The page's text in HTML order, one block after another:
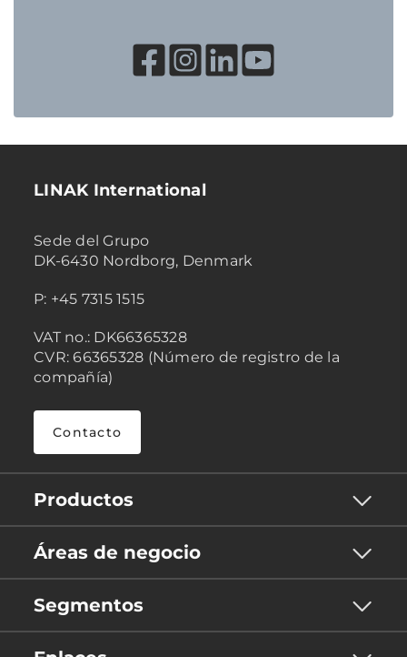
LINAK International
Sede del Grupo
DK-6430 Nordborg, Denmark
P: +45 7315 1515
VAT no.: DK66365328
CVR: 66365328 (Número de registro de la
compañía)
Contacto
Productos
Áreas de negocio
Segmentos